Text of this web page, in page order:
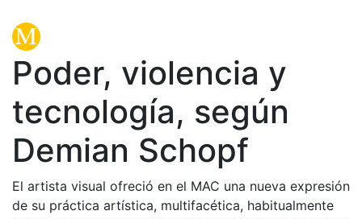
Poder, violencia y
tecnología, según
Demian Schopf
El artista visual ofreció en el MAC una nueva expresión
de su práctica artística, multifacética, habitualmente